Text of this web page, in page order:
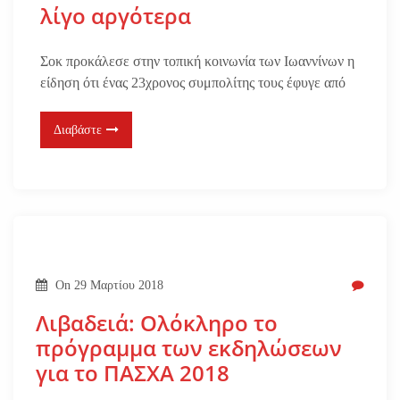
λίγο αργότερα
Σοκ προκάλεσε στην τοπική κοινωνία των Ιωαννίνων η
είδηση ότι ένας 23χρονος συμπολίτης τους έφυγε από
Διαβάστε
On 29 Μαρτίου 2018
Λιβαδειά: Ολόκληρο το
πρόγραμμα των εκδηλώσεων
για το ΠΑΣΧΑ 2018